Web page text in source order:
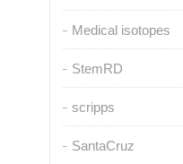
Medical isotopes
StemRD
scripps
SantaCruz